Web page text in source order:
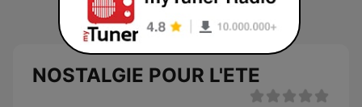
NOSTALGIE POUR L'ETE